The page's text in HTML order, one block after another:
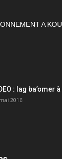
A
: lag ba’omer
2016